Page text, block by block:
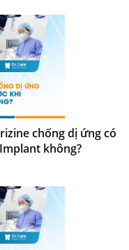
chống dị ứng có
không?